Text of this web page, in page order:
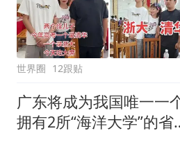
世界圈 12跟贴
广东将成为我国唯一一
拥有2所“海洋大学”的省